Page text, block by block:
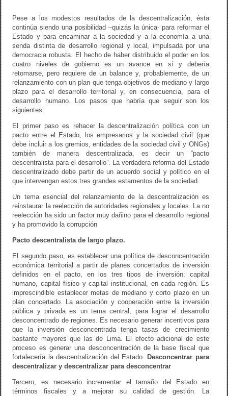
Pese a los modestos resultados de la descentralización, ésta
continúa siendo una posibilidad –quizás la única- para reformar el
Estado y para encaminar a la sociedad y a la economía a una
senda distinta de desarrollo regional y local, impulsada por una
democracia robusta. El hecho de haber distribuido el poder en los
cuatro niveles de gobierno es un avance en sí y debería
retomarse, pero requiere de un balance y, probablemente, de un
relanzamiento con un plan que tenga objetivos de mediano y largo
plazo para el desarrollo territorial y, en consecuencia, para el
desarrollo humano. Los pasos que habría que seguir son los
siguientes:
El primer paso es rehacer la descentralización política con un
pacto entre el Estado, los empresarios y la sociedad civil (que
debe incluir a los gremios, entidades de la sociedad civil y ONGs)
también de manera descentralizada, es decir un “pacto
descentralista para el desarrollo”. La verdadera reforma del Estado
descentralizado debe partir de un acuerdo social y político en el
que intervengan estos tres grandes estamentos de la sociedad.
Un tema esencial del relanzamiento de la descentralización es
reinstaurar la reelección de autoridades regionales y locales. La no
reelección ha sido un factor muy dañino para el desarrollo regional
y ha promovido la corrupción
Pacto descentralista de largo plazo.
El segundo paso, es establecer una política de desconcentración
económica territorial a partir de planes concertados de inversión
definidos en el pacto, en los tres tipos de inversión: capital
humano, capital físico y capital institucional, en cada región. Es
imprescindible establecer metas de mediano y corto plazo en un
plan concertado. La asociación y cooperación entre la inversión
pública y privada es un tema central, para lograr el desarrollo
desconcentrado de regiones. Es necesario generar incentivos para
que la inversión desconcentrada tenga tasas de crecimiento
bastante mayores que las de Lima. El efecto adicional de este
proceso es generar una desconcentración de la base fiscal que
fortalecería la descentralización del Estado. Desconcentrar para
descentralizar y descentralizar para desconcentrar
Tercero, es necesario incrementar el tamaño del Estado en
términos fiscales y a mejorar su calidad de gestión. La